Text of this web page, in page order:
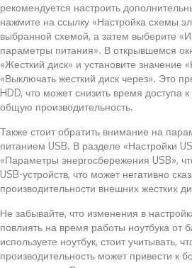
рекомендуется настроить
нажмите на ссылку «Настройка схемы
выбранной схемой, а затем выберите
параметры питания». В открывшемся
«Жесткий диск» и установите значение
«Выключать жесткий диск через». Это
HDD, что может снизить время доступа
общую производительность.
Также стоит обратить внимание на
питанием USB. В разделе «Настройки
«Параметры энергосбережения USB»,
USB-устройств, что может негативно
производительности внешних жестких
Не забывайте, что изменения в
повлиять на время работы ноутбука от
используете ноутбук, стоит учитывать,
производительность может привести к